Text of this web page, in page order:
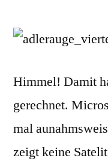
Himmel! Damit
gerechnet.
mal
zeigt keine